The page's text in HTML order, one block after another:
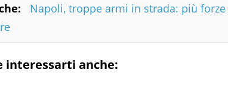
Napoli, troppe armi in strada: più
interessarti anche: